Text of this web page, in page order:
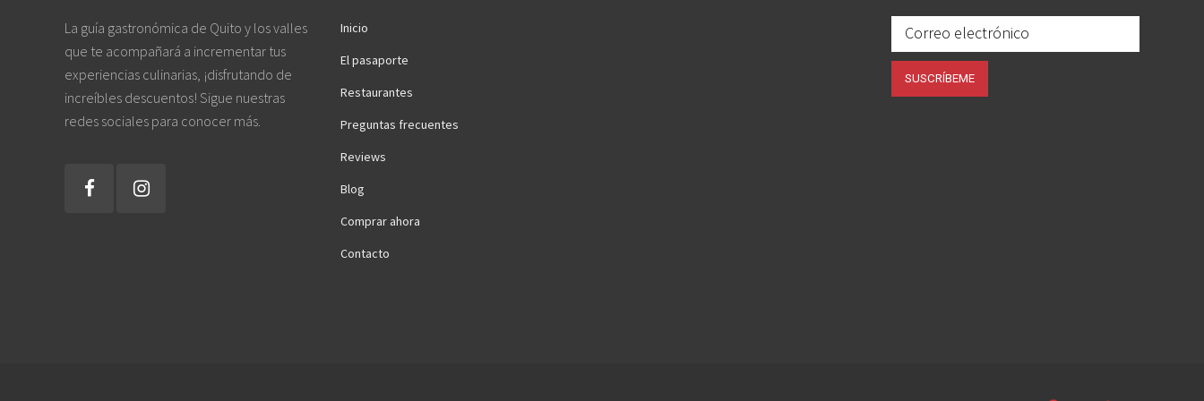
La guía gastronómica de Quito y los valles
que te acompañará a incrementar tus
experiencias culinarias, ¡disfrutando de
increíbles descuentos! Sigue nuestras
redes sociales para conocer más.
Inicio
El pasaporte
Restaurantes
Preguntas frecuentes
Reviews
Blog
Comprar ahora
Contacto